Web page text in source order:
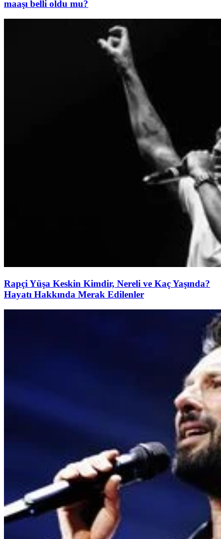
maaşı belli oldu mu?
Rapçi Yüşa Keskin Kimdir, Nereli ve Kaç Yaşında?
Hayatı Hakkında Merak Edilenler